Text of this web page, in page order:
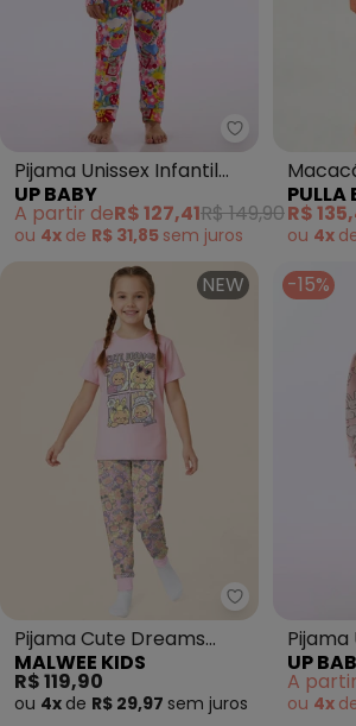
Up Baby -
Pijama Unissex Infantil
Estampado Rosa
UP BABY
A partir deR$ 127,41R$ 149,90
ou 4x de R$ 31,85 sem juros
(Rosa)
PULLA
R$
ou 4x
NEW
Malwee
Pijama Cute Dreams
(Rosa Claro)
MALWEE KIDS
R$ 119,90
ou 4x de R$ 29,97 sem juros
-15%
Pijama
UP
A
ou 4x